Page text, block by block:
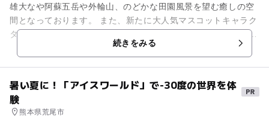
雄大なや阿蘇五岳や外輪山、のどかな田園風景を望む癒しの空
間となっております。 また、新たに大人気マスコットキャラク
ターの「くまモン」をモチーフにした客室が誕生！ 是非ご家族
続きをみる
暑い夏に！「アイスワールド」で-30度の世界を体
験
熊本県荒尾市